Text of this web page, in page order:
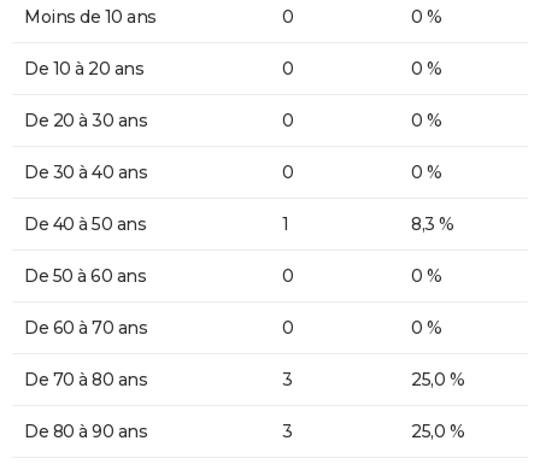
Moins de 10 ans 0 0 %
De 10 à 20 ans 0 0 %
De 20 à 30 ans 0 0 %
De 30 à 40 ans 0 0 %
De 40 à 50 ans 1 8,3 %
De 50 à 60 ans 0 0 %
De 60 à 70 ans 0 0 %
De 70 à 80 ans 3 25,0 %
De 80 à 90 ans 3 25,0 %